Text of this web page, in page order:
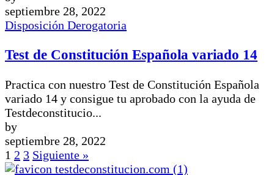
septiembre 28, 2022
Disposición Derogatoria
Test de Constitución Española variado 14
Practica con nuestro Test de Constitución Española
variado 14 y consigue tu aprobado con la ayuda de
Testdeconstitucio...
by
septiembre 28, 2022
1 2 3 Siguiente »